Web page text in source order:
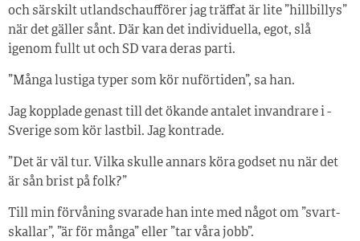
och särskilt utlandschaufförer jag träffat är lite ”hillbillys”
när det gäller sånt. Där kan det individuella, egot, slå
igenom fullt ut och SD vara deras parti.
”Många lustiga typer som kör nuförtiden”, sa han.
Jag kopplade genast till det ökande antalet invandrare i ­
Sverige som kör lastbil. Jag kontrade.
”Det är väl tur. Vilka skulle annars köra godset nu när det
är sån brist på folk?”
Till min förvåning svarade han inte med något om ”svart­
skallar”, ”är för många” eller ”tar våra jobb”.